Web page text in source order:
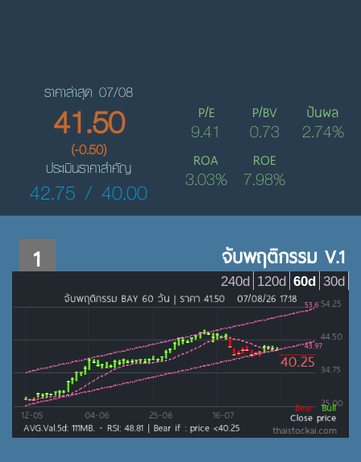
ราคาล่าสุด 07/08
41.50
(-0.50)
ประเมินราคาสำคัญ
42.75 / 40.00
P/E
9.41
P/BV
0.73
ปันผล
2.74%
ROA
3.03%
ROE
7.98%
1 จับพฤติกรรม V.1
30d
60d
120d
240d